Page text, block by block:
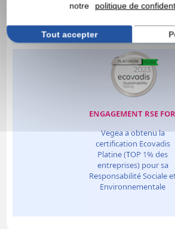
notre
politique de
Tout accepter